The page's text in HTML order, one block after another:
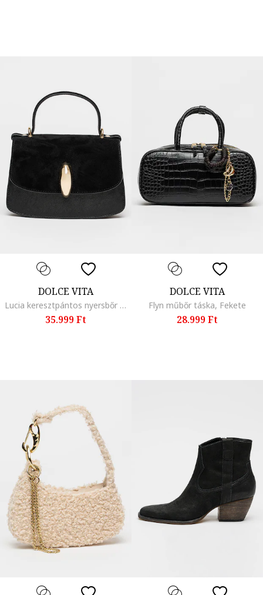
DOLCE VITA
Lucia keresztpántos nyersbőr és bőr táska, Fekete
35.999 Ft
DOLCE VITA
Flyn műbőr táska, Fekete
28.999 Ft